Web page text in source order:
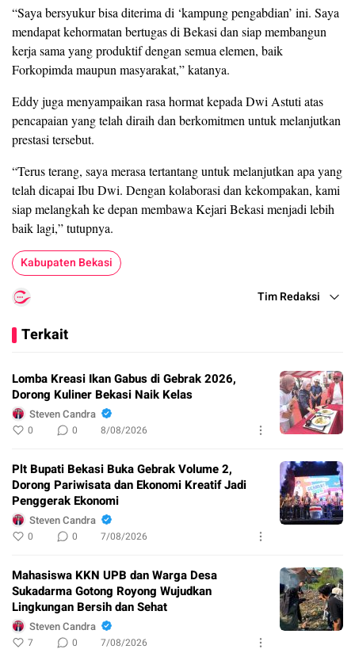
“Saya bersyukur bisa diterima di ‘kampung pengabdian’ ini. Saya
mendapat kehormatan bertugas di Bekasi dan siap membangun
kerja sama yang produktif dengan semua elemen, baik
Forkopimda maupun masyarakat,” katanya.
Eddy juga menyampaikan rasa hormat kepada Dwi Astuti atas
pencapaian yang telah diraih dan berkomitmen untuk melanjutkan
prestasi tersebut.
“Terus terang, saya merasa tertantang untuk melanjutkan apa yang
telah dicapai Ibu Dwi. Dengan kolaborasi dan kekompakan, kami
siap melangkah ke depan membawa Kejari Bekasi menjadi lebih
baik lagi,” tutupnya.
Kabupaten Bekasi
Tim Redaksi
Terkait
Lomba Kreasi Ikan Gabus di Gebrak 2026,
Dorong Kuliner Bekasi Naik Kelas
Steven Candra
0 0 8/08/2026
Plt Bupati Bekasi Buka Gebrak Volume 2,
Dorong Pariwisata dan Ekonomi Kreatif Jadi
Penggerak Ekonomi
Steven Candra
0 0 7/08/2026
Mahasiswa KKN UPB dan Warga Desa
Sukadarma Gotong Royong Wujudkan
Lingkungan Bersih dan Sehat
Steven Candra
7 0 7/08/2026